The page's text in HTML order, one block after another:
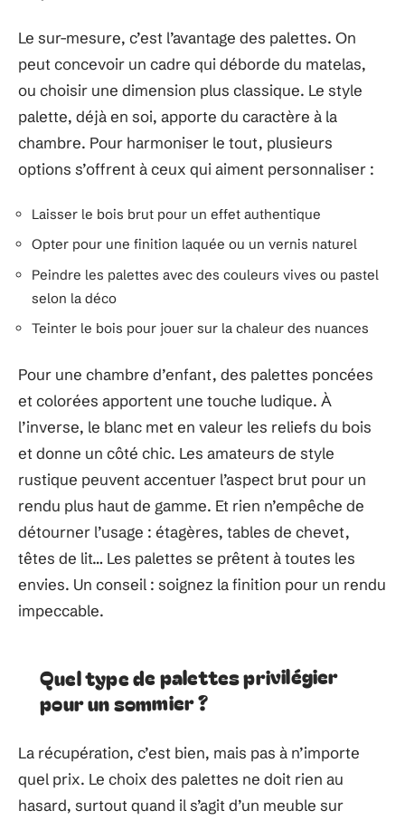
Le sur-mesure, c’est l’avantage des palettes. On
peut concevoir un cadre qui déborde du matelas,
ou choisir une dimension plus classique. Le style
palette, déjà en soi, apporte du caractère à la
chambre. Pour harmoniser le tout, plusieurs
options s’offrent à ceux qui aiment personnaliser :
Laisser le bois brut pour un effet authentique
Opter pour une finition laquée ou un vernis naturel
Peindre les palettes avec des couleurs vives ou pastel
selon la déco
Teinter le bois pour jouer sur la chaleur des nuances
Pour une chambre d’enfant, des palettes poncées
et colorées apportent une touche ludique. À
l’inverse, le blanc met en valeur les reliefs du bois
et donne un côté chic. Les amateurs de style
rustique peuvent accentuer l’aspect brut pour un
rendu plus haut de gamme. Et rien n’empêche de
détourner l’usage : étagères, tables de chevet,
têtes de lit… Les palettes se prêtent à toutes les
envies. Un conseil : soignez la finition pour un rendu
impeccable.
Quel type de palettes privilégier
pour un sommier ?
La récupération, c’est bien, mais pas à n’importe
quel prix. Le choix des palettes ne doit rien au
hasard, surtout quand il s’agit d’un meuble sur